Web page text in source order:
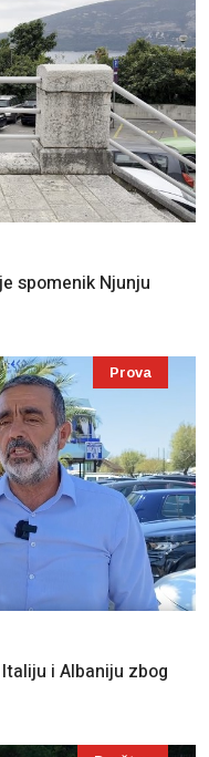
spomenik Njunju
Prova
i Albaniju zbog